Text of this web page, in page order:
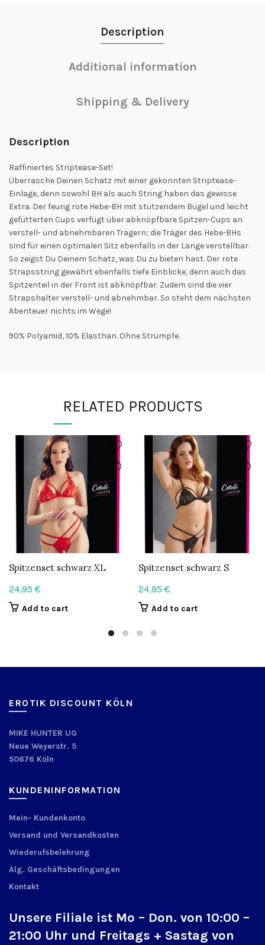
Description
Additional information
Shipping & Delivery
Description
Raffiniertes Striptease-Set!
Überrasche Deinen Schatz mit einer gekonnten Striptease-
Einlage, denn sowohl BH als auch String haben das gewisse
Extra. Der feurig rote Hebe-BH mit stützendem Bügel und leicht
gefütterten Cups verfügt über abknöpfbare Spitzen-Cups an
verstell- und abnehmbaren Trägern; die Träger des Hebe-BHs
sind für einen optimalen Sitz ebenfalls in der Länge verstellbar.
So zeigst Du Deinem Schatz, was Du zu bieten hast. Der rote
Strapsstring gewährt ebenfalls tiefe Einblicke, denn auch das
Spitzenteil in der Front ist abknöpfbar. Zudem sind die vier
Strapshalter verstell- und abnehmbar. So steht dem nächsten
Abenteuer nichts im Wege!
90% Polyamid, 10% Elasthan. Ohne Strümpfe.
RELATED PRODUCTS
Spitzenset schwarz XL
24,95 €
Add to cart
Spitzenset schwarz S
24,95 €
Add to cart
EROTIK DISCOUNT KÖLN
MIKE HUNTER UG
Neue Weyerstr. 5
50676 Köln
KUNDENINFORMATION
Mein- Kundenkonto
Versand und Versandkosten
Wiederufsbelehrung
Alg. Geschäftsbedingungen
Kontakt
Unsere Filiale ist Mo – Don. von 10:00 –
21:00 Uhr und Freitags + Sastag von